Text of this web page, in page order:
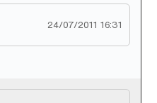
24/07/2011 16:31